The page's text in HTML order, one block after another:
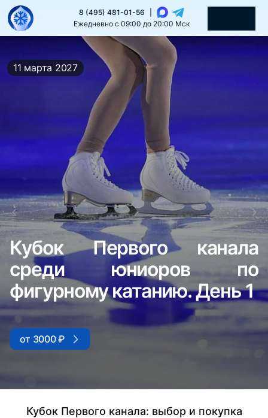
8 (495) 481-01-56
Ежедневно с 09:00 до 20:00 Мск
11 марта 2027
Кубок Первого канала
среди юниоров по
фигурному катанию. День 1
от 3000 ₽
Кубок Первого канала: выбор и покупка